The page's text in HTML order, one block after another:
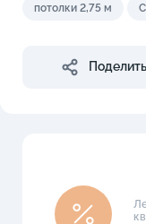
потолки 2,75 м